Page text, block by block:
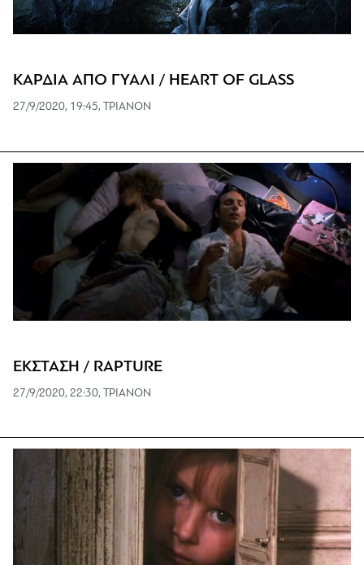
ΚΑΡΔΙΑ ΑΠΟ ΓΥΑΛΙ / HEART OF GLASS
27/9/2020, 19:45, ΤΡΙΑΝΟΝ
ΕΚΣΤΑΣΗ / RAPTURE
27/9/2020, 22:30, ΤΡΙΑΝΟΝ